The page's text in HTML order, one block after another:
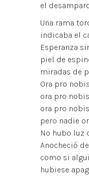
el
Una rama
indicaba el
Esperanza
piel de
miradas de
Ora pro nobis
ora pro nobis
ora pro nobis,
pero nadie
No hubo luz
Anocheció
como si
hubiese